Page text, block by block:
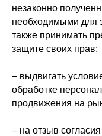
незаконно
необходимыми для
также принимать
защите своих прав;
– выдвигать
обработке
продвижения на
– на отзыв